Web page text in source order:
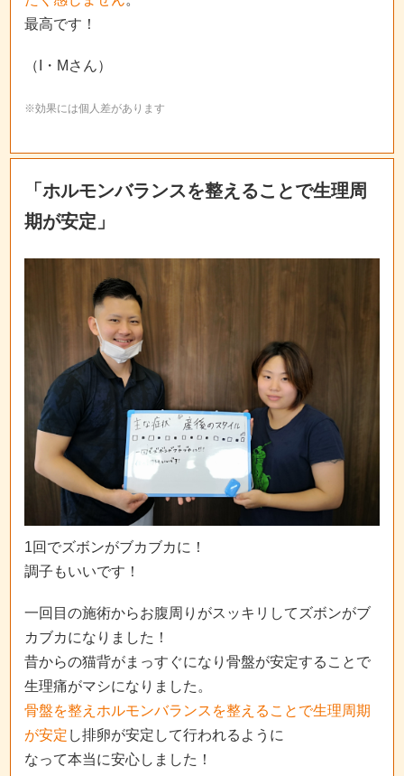
最高です！
（I・Mさん）
※効果には個人差があります
「ホルモンバランスを整えることで生理周
期が安定」
1回でズボンがブカブカに！
調子もいいです！
一回目の施術からお腹周りがスッキリしてズボンがブ
カブカになりました！
昔からの猫背がまっすぐになり骨盤が安定することで
生理痛がマシになりました。
骨盤を整えホルモンバランスを整えることで生理周期
が安定 し排卵が安定して行われるように
なって本当に安心しました！